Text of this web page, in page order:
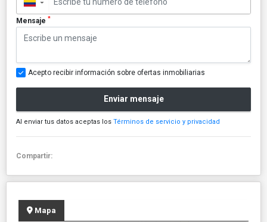
▼
Mensaje *
Acepto recibir información sobre ofertas inmobiliarias
Enviar mensaje
Al enviar tus datos aceptas los Términos de servicio y privacidad
Compartir:
Mapa